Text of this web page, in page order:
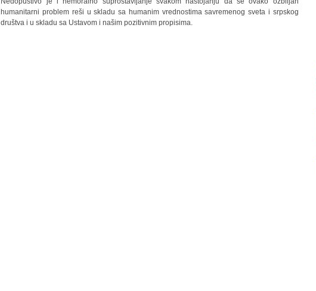
humanitarni problem reši u skladu sa humanim vrednostima savremenog sveta i srpskog
društva i u skladu sa Ustavom i našim pozitivnim propisima.